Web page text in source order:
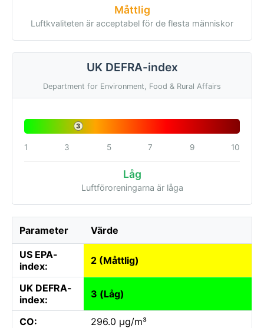
Måttlig
Luftkvaliteten är acceptabel för de flesta människor
UK DEFRA-index
Department for Environment, Food & Rural Affairs
3
1 3 5 7 9 10
Låg
Luftföroreningarna är låga
Parameter Värde
US EPA-
index:
2 (Måttlig)
UK DEFRA-
index:
3 (Låg)
CO:
296.0 µg/m³